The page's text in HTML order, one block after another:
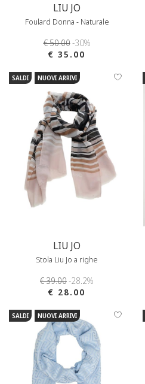
LIU JO
Foulard Donna - Naturale
€ 50.00-30%
€ 35.00
SALDI NUOVI ARRIVI
LIU JO
Stola Liu Jo a righe
€ 39.00-28.2%
€ 28.00
SALDI NUOVI ARRIVI